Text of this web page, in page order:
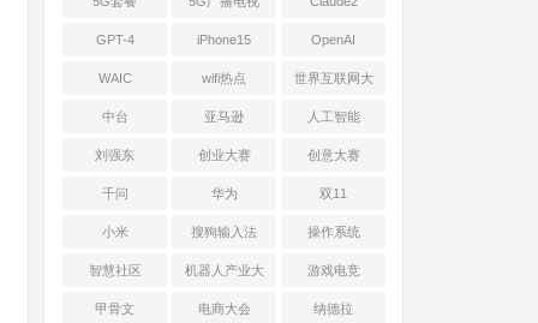
GPT-4 iPhone15 OpenAI
WAIC wifi热点 世界互联网大
会
中台 亚马逊 人工智能
刘强东 创业大赛 创意大赛
千问 华为 双11
小米 搜狗输入法 操作系统
智慧社区 机器人产业大
会
游戏电竞
甲骨文 电商大会 纳德拉